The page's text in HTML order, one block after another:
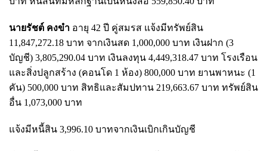
นายรัชต์ คงขำ อายุ 42 ปี คู่สมรส แจ้งมีทรัพย์สิน
11,847,272.18 บาท จากเงินสด 1,000,000 บาท เงินฝาก (3
บัญชี) 3,805,290.04 บาท เงินลงทุน 4,449,318.47 บาท โรงเรือน
และสิ่งปลูกสร้าง (คอนโด 1 ห้อง) 800,000 บาท ยานพาหนะ (1
คัน) 500,000 บาท สิทธิและสัมปทาน 219,663.67 บาท ทรัพย์สิน
อื่น 1,073,000 บาท
แจ้งมีหนี้สิน 3,996.10 บาทจากเงินเบิกเกินบัญชี